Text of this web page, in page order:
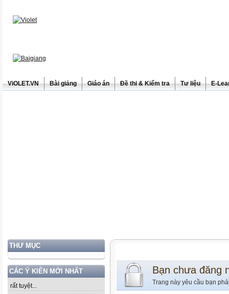
ViOLET.VN Bài giảng Giáo án Đề thi & Kiểm tra Tư liệu E-
THƯ MỤC
CÁC Ý KIẾN MỚI NHẤT
rất tuyệt...
Bạn chưa đăng
Trang này yêu cầu bạn